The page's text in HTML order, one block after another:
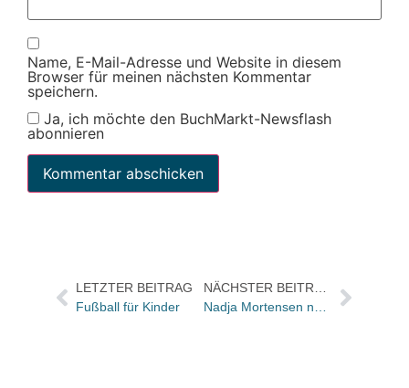
Name, E-Mail-Adresse und Website in diesem
Browser für meinen nächsten Kommentar
speichern.
Ja, ich möchte den BuchMarkt-Newsflash
abonnieren
LETZTER BEITRAG
Fußball für Kinder